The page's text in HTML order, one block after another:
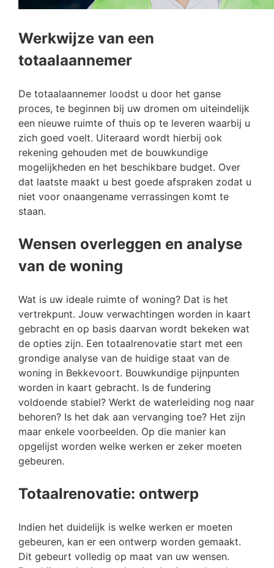
Werkwijze van een
totaalaannemer
De totaalaannemer loodst u door het ganse
proces, te beginnen bij uw dromen om uiteindelijk
een nieuwe ruimte of thuis op te leveren waarbij u
zich goed voelt. Uiteraard wordt hierbij ook
rekening gehouden met de bouwkundige
mogelijkheden en het beschikbare budget. Over
dat laatste maakt u best goede afspraken zodat u
niet voor onaangename verrassingen komt te
staan.
Wensen overleggen en analyse
van de woning
Wat is uw ideale ruimte of woning? Dat is het
vertrekpunt. Jouw verwachtingen worden in kaart
gebracht en op basis daarvan wordt bekeken wat
de opties zijn. Een totaalrenovatie start met een
grondige analyse van de huidige staat van de
woning in Bekkevoort. Bouwkundige pijnpunten
worden in kaart gebracht. Is de fundering
voldoende stabiel? Werkt de waterleiding nog naar
behoren? Is het dak aan vervanging toe? Het zijn
maar enkele voorbeelden. Op die manier kan
opgelijst worden welke werken er zeker moeten
gebeuren.
Totaalrenovatie: ontwerp
Indien het duidelijk is welke werken er moeten
gebeuren, kan er een ontwerp worden gemaakt.
Dit gebeurt volledig op maat van uw wensen.